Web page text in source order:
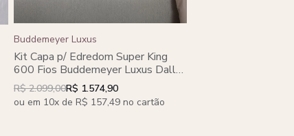
Buddemeyer Luxus
Kit Capa p/ Edredom Super King
600 Fios Buddemeyer Luxus Dallas
II 100% Algodão Penteado Azul 3
peças
R$ 2.099,00R$ 1.574,90
ou em 10x de R$ 157,49 no cartão